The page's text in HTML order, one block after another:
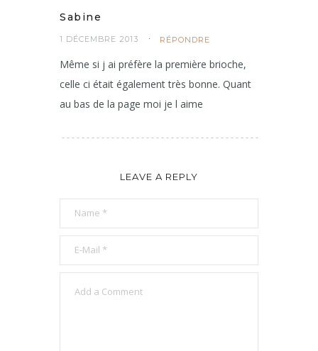
Sabine
1 DÉCEMBRE 2013 RÉPONDRE
Même si j ai préfère la première brioche,
celle ci était également très bonne. Quant
au bas de la page moi je l aime
LEAVE A REPLY